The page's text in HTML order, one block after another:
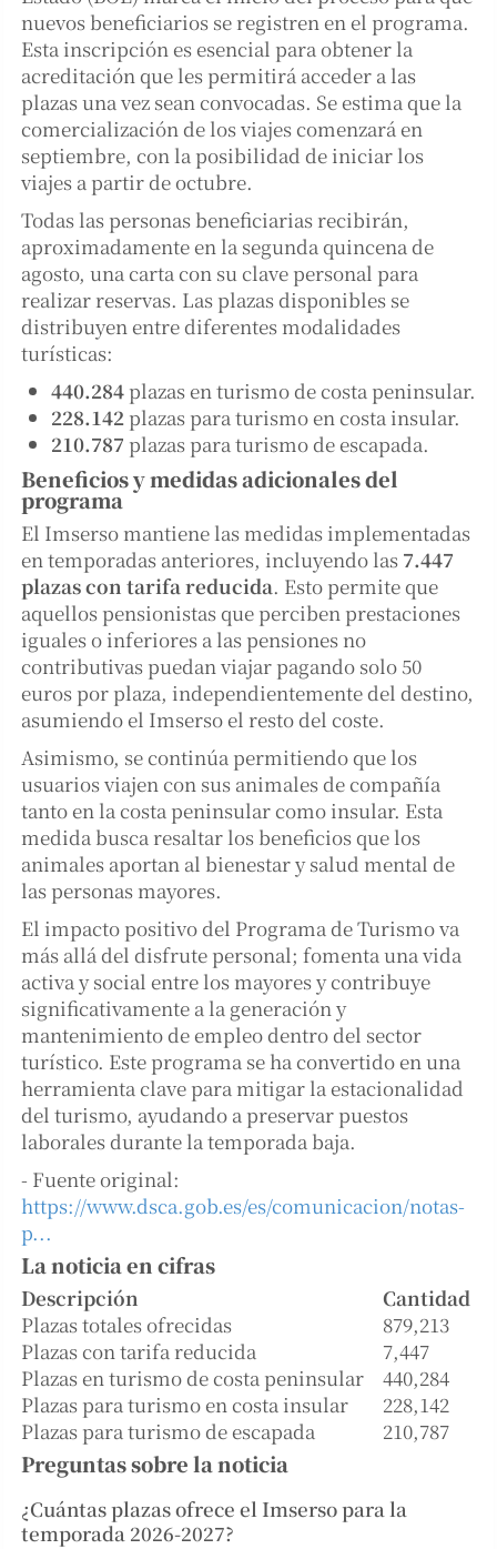
nuevos beneficiarios se registren en el programa.
Esta inscripción es esencial para obtener la
acreditación que les permitirá acceder a las
plazas una vez sean convocadas. Se estima que la
comercialización de los viajes comenzará en
septiembre, con la posibilidad de iniciar los
viajes a partir de octubre.
Todas las personas beneficiarias recibirán,
aproximadamente en la segunda quincena de
agosto, una carta con su clave personal para
realizar reservas. Las plazas disponibles se
distribuyen entre diferentes modalidades
turísticas:
440.284 plazas en turismo de costa peninsular.
228.142 plazas para turismo en costa insular.
210.787 plazas para turismo de escapada.
Beneficios y medidas adicionales del
programa
El Imserso mantiene las medidas implementadas
en temporadas anteriores, incluyendo las 7.447
plazas con tarifa reducida. Esto permite que
aquellos pensionistas que perciben prestaciones
iguales o inferiores a las pensiones no
contributivas puedan viajar pagando solo 50
euros por plaza, independientemente del destino,
asumiendo el Imserso el resto del coste.
Asimismo, se continúa permitiendo que los
usuarios viajen con sus animales de compañía
tanto en la costa peninsular como insular. Esta
medida busca resaltar los beneficios que los
animales aportan al bienestar y salud mental de
las personas mayores.
El impacto positivo del Programa de Turismo va
más allá del disfrute personal; fomenta una vida
activa y social entre los mayores y contribuye
significativamente a la generación y
mantenimiento de empleo dentro del sector
turístico. Este programa se ha convertido en una
herramienta clave para mitigar la estacionalidad
del turismo, ayudando a preservar puestos
laborales durante la temporada baja.
- Fuente original:
https://www.dsca.gob.es/es/comunicacion/notas-
p...
La noticia en cifras
Descripción
Cantidad
Plazas totales ofrecidas
879,213
Plazas con tarifa reducida
7,447
Plazas en turismo de costa peninsular
440,284
Plazas para turismo en costa insular
228,142
Plazas para turismo de escapada
210,787
Preguntas sobre la noticia
¿Cuántas plazas ofrece el Imserso para la
temporada 2026-2027?